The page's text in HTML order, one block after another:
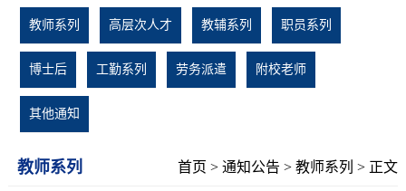
教师系列 高层次人才 教辅系列 职员系列
博士后 工勤系列 劳务派遣 附校老师
其他通知
教师系列 首页 >通知公告 >教师系列 > 正文